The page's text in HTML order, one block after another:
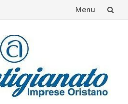
Menu